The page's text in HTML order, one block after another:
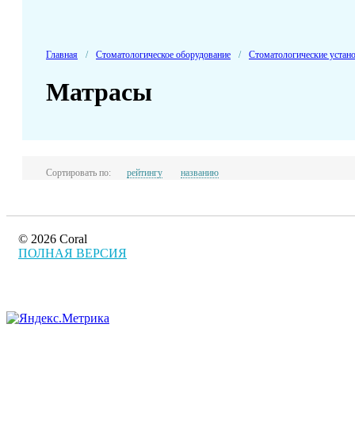
Главная / Стоматологическое оборудование / Стоматологические
Матрасы
Сортировать по: рейтингу названию
© 2026 Coral
ПОЛНАЯ ВЕРСИЯ